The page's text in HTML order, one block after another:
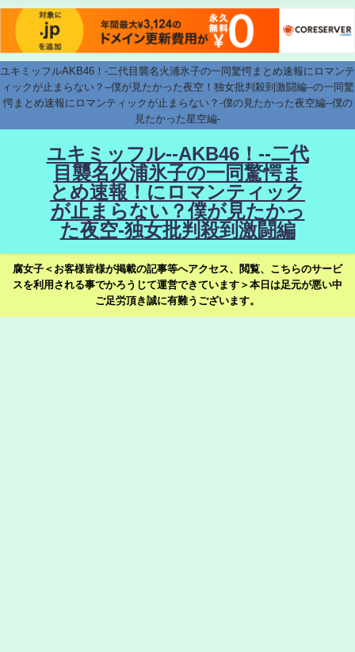
ユキミッフルAKB46！-二代目襲名火浦氷子の一同驚愕まとめ速報にロマンテ
ィックが止まらない？--僕が見たかった夜空！独女批判殺到激闘編--の一同驚
愕まとめ速報にロマンティックが止まらない？-僕の見たかった夜空編--僕の
見たかった星空編-
ユキミッフル--AKB46！--二代
目襲名火浦氷子の一同驚愕ま
とめ速報！にロマンティック
が止まらない？僕が見たかっ
た夜空-独女批判殺到激闘編
腐女子＜お客様皆様が掲載の記事等へアクセス、閲覧、こちらのサービ
スを利用される事でかろうじて運営できています＞本日は足元が悪い中
ご足労頂き誠に有難うございます。